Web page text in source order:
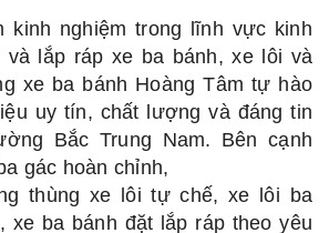
kinh nghiệm trong lĩnh vực kinh
và lắp ráp xe ba bánh, xe lôi và
xe ba bánh Hoàng Tâm tự hào
uy tín, chất lượng và đáng tin
Bắc Trung Nam. Bên cạnh
gác hoàn chỉnh,
thùng xe lôi tự chế, xe lôi ba
xe ba bánh đặt lắp ráp theo yêu